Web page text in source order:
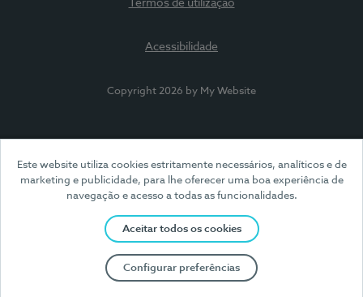
Este website utiliza cookies estritamente necessários, analíticos e de
marketing e publicidade, para lhe oferecer uma boa experiência de
navegação e acesso a todas as funcionalidades.
Aceitar todos os cookies
Configurar preferências
Termos de utilização
Acessibilidade
Copyright 2026 by My Website